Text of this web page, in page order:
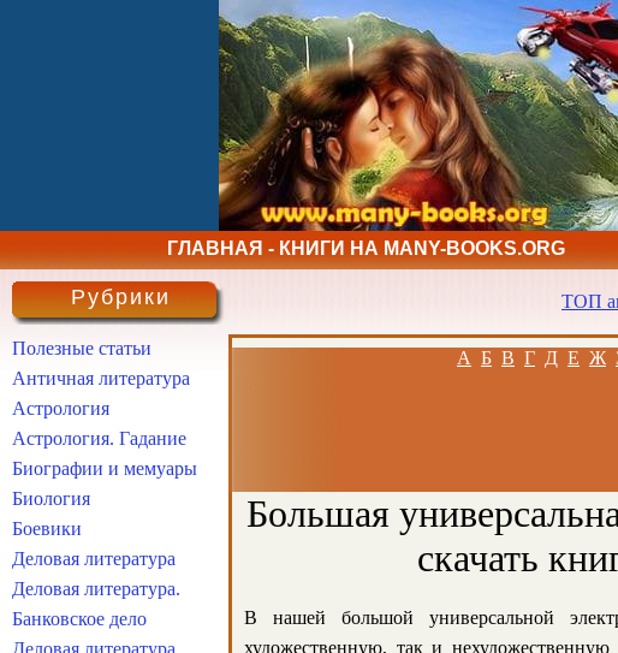
ГЛАВНАЯ - КНИГИ НА MANY-BOOKS.ORG
ТОП
А Б В Г Д Е Ж
Большая
скачать
В нашей большой универсальной
художественную, так и
Рубрики
Полезные статьи
Античная литература
Астрология
Астрология. Гадание
Биографии и мемуары
Биология
Боевики
Деловая литература
Деловая литература.
Банковское дело
Деловая литература.